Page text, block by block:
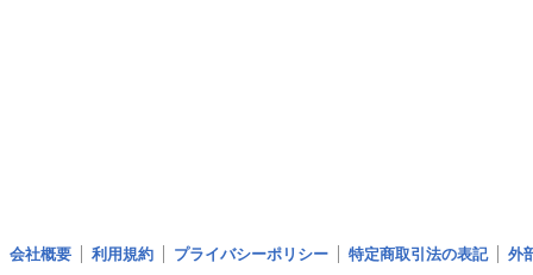
会社概要 利用規約 プライバシーポリシー 特定商取引法の表記 外